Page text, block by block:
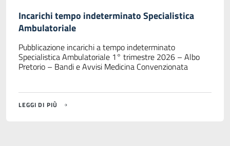
Incarichi tempo indeterminato Specialistica
Ambulatoriale
Pubblicazione incarichi a tempo indeterminato
Specialistica Ambulatoriale 1° trimestre 2026 – Albo
Pretorio – Bandi e Avvisi Medicina Convenzionata
LEGGI DI PIÙ